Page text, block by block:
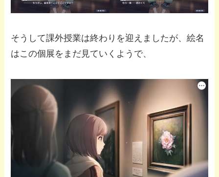
そうして課外授業は終わりを迎えましたが、絵名
はこの個展をまだ見ていくようで、